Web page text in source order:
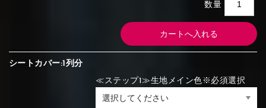
数量
シートカバー:1列分
≪ステップ1≫生地メイン色※必須選択